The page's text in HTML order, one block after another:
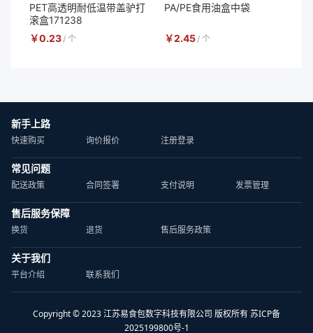
PET高透明耐低温带盖驴打
滚盒171238
￥0.23 / 个
PA/PE食用油盒中袋
￥2.45 / 个
新手上路
快速购买 询价报价 注册登录
常见问题
配送政策 合同签署 支付说明 发票管理
售后服务保障
换货 退货 售后服务政策
关于我们
平台介绍 联系我们
Copyright © 2023 江苏易食包数字科技有限公司 版权所有 苏ICP备
2025199800号-1